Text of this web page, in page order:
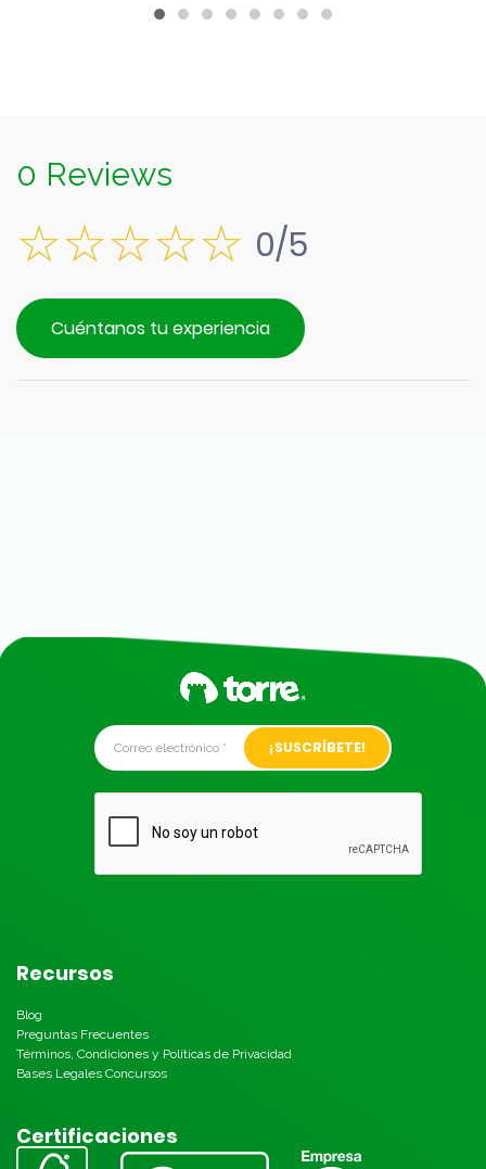
$1.790.
0 Reviews
0/5
Cuéntanos tu experiencia
Alternative:
Recursos
Blog
Preguntas Frecuentes
Términos, Condiciones y Políticas de Privacidad
Bases Legales Concursos
Certificaciones